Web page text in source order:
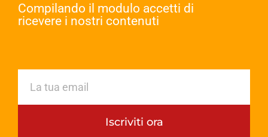
Compilando il modulo accetti di
ricevere i nostri contenuti​
Iscriviti ora